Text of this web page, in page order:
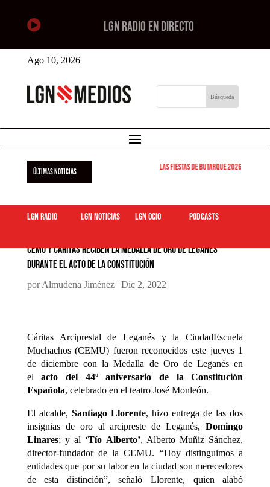
 LGN RADIO EN DIRECTO
Ago 10, 2026
ÚLTIMAS NOTICIAS Las Fiestas de Butarque 2026 arrancan
LGN Radio LGN Noticias LGN ocio podcasts
CEMU y Cáritas reciben la Medalla de Oro de Leganés
durante el acto de la Constitución
porAlmudena Jiménez| Dic 2, 2022
Cáritas Arciprestal de Leganés y la CiudadEscuela
Muchachos (CEMU) fueron reconocidos este jueves 1
de diciembre con la Medalla de Oro de Leganés en
elacto del 44º aniversario de la Constitución
Española, celebrado en el teatro José Monleón.
El alcalde, Santiago Llorente, hizo entrega de las dos
insignias de oro al arcipreste de Leganés,Domingo
Linares; y al ‘Tío Alberto’, Alberto Muñiz Sánchez,
director-fundador de la CEMU. “Hoy distinguimos a
entidades que por su labor en la ciudad son merecedores
de esta distinción”, señaló Llorente, quien alabó